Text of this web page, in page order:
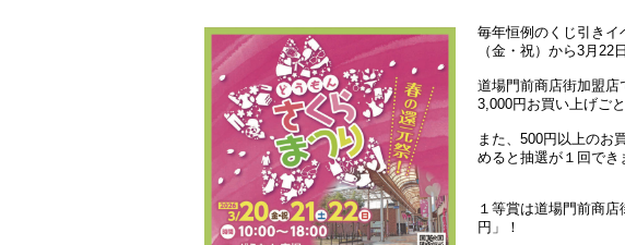
毎年恒例のくじ引きイ
（金・祝）から3月22
道場門前商店街加盟店
3,000円お買い上げご
また、500円以上のお
めると抽選が１回でき
１等賞は道場門前商
円」！